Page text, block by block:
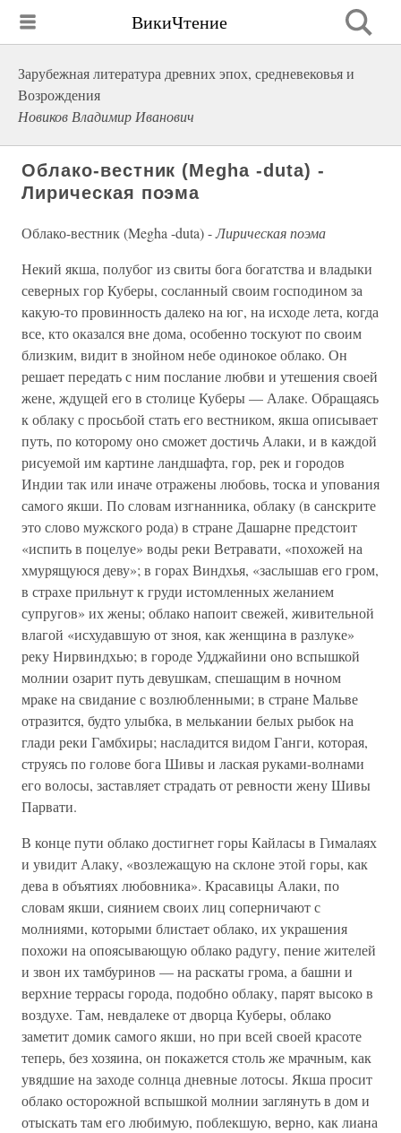
ВикиЧтение
Зарубежная литература древних эпох, средневековья и
Возрождения
Новиков Владимир Иванович
Облако-вестник (Megha -duta) -
Лирическая поэма
Облако-вестник (Megha -duta) -Лирическая поэма
Некий якша, полубог из свиты бога богатства и владыки
северных гор Куберы, сосланный своим господином за
какую-то провинность далеко на юг, на исходе лета, когда
все, кто оказался вне дома, осо­бенно тоскуют по своим
близким, видит в знойном небе одинокое облако. Он
решает передать с ним послание любви и утешения своей
жене, ждущей его в столице Куберы — Алаке. Обращаясь
к облаку с просьбой стать его вестником, якша описывает
путь, по которому оно сможет достичь Алаки, и в каждой
рисуемой им картине ланд­шафта, гор, рек и городов
Индии так или иначе отражены любовь, тоска и упования
самого якши. По словам изгнанника, облаку (в санскрите
это слово мужского рода) в стране Дашарне предстоит
«испить в поцелуе» воды реки Ветравати, «похожей на
хмурящуюся деву»; в горах Виндхья, «заслышав его гром,
в страхе прильнут к груди истомленных желанием
супругов» их жены; облако напоит све­жей, живительной
влагой «исхудавшую от зноя, как женщина в разлуке»
реку Нирвиндхью; в городе Удджайини оно вспышкой
молнии озарит путь девушкам, спешащим в ночном
мраке на свидание с воз­любленными; в стране Мальве
отразится, будто улыбка, в мелькании белых рыбок на
глади реки Гамбхиры; насладится видом Ганги, кото­рая,
струясь по голове бога Шивы и лаская руками-волнами
его воло­сы, заставляет страдать от ревности жену Шивы
Парвати.
В конце пути облако достигнет горы Кайласы в Гималаях
и увидит Алаку, «возлежащую на склоне этой горы, как
дева в объятиях лю­бовника». Красавицы Алаки, по
словам якши, сиянием своих лиц со­перничают с
молниями, которыми блистает облако, их украшения
похожи на опоясывающую облако радугу, пение жителей
и звон их тамбуринов — на раскаты грома, а башни и
верхние террасы города, подобно облаку, парят высоко в
воздухе. Там, невдалеке от дворца Куберы, облако
заметит домик самого якши, но при всей своей кра­соте
теперь, без хозяина, он покажется столь же мрачным, как
увяд­шие на заходе солнца дневные лотосы. Якша просит
облако осторожной вспышкой молнии заглянуть в дом и
отыскать там его любимую, поблекшую, верно, как лиана